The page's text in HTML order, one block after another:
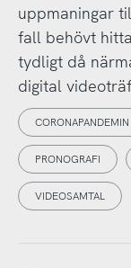
uppmaningar
fall behövt
tydligt då
digital
CORONAPANDEMIN
PRONOGRAFI
VIDEOSAMTAL